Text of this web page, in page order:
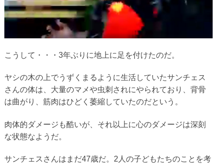
こうして・・・3年ぶりに地上に足を付けたのだ。
ヤシの木の上でうずくまるように生活していたサンチェス
さんの体は、大量のマメや虫刺されにやられており、背骨
は曲がり、筋肉はひどく萎縮していたのだという。
肉体的ダメージも酷いが、それ以上に心のダメージは深刻
な状態なようだ。
サンチェスさんはまだ47歳だ。2人の子どもたちのことを考